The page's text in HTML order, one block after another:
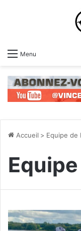
Menu
Accueil > Equipe de